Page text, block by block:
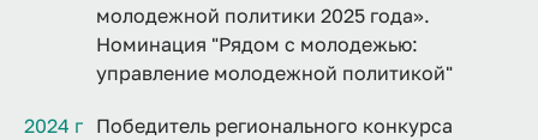
молодежной политики 2025 года».
Номинация "Рядом с молодежью:
управление молодежной политикой"
2024 г Победитель регионального конкурса